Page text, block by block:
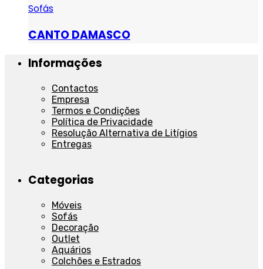
Sofás
CANTO DAMASCO
Informações
Contactos
Empresa
Termos e Condições
Política de Privacidade
Resolução Alternativa de Litígios
Entregas
Categorias
Móveis
Sofás
Decoração
Outlet
Aquários
Colchões e Estrados